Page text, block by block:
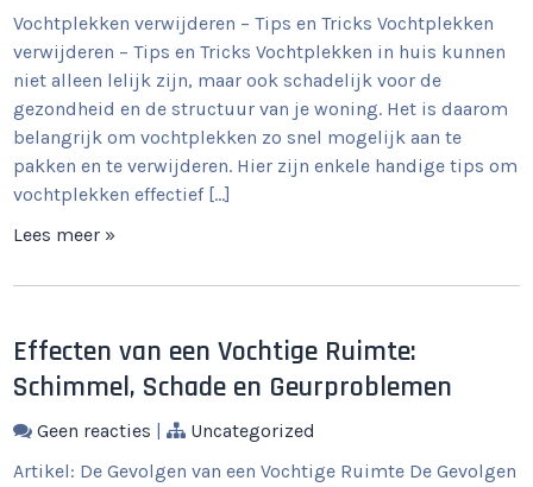
Vochtplekken verwijderen – Tips en Tricks Vochtplekken
verwijderen – Tips en Tricks Vochtplekken in huis kunnen
niet alleen lelijk zijn, maar ook schadelijk voor de
gezondheid en de structuur van je woning. Het is daarom
belangrijk om vochtplekken zo snel mogelijk aan te
pakken en te verwijderen. Hier zijn enkele handige tips om
vochtplekken effectief […]
Lees meer »
Effecten van een Vochtige Ruimte:
Schimmel, Schade en Geurproblemen
Geen reacties |
Uncategorized
Artikel: De Gevolgen van een Vochtige Ruimte De Gevolgen